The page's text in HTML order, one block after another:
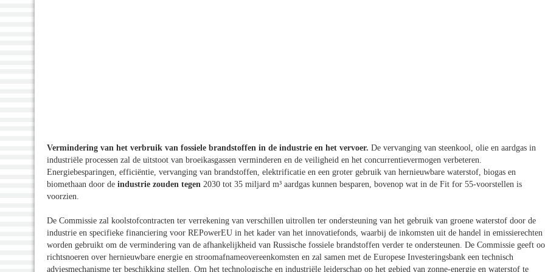
Vermindering van het verbruik van fossiele brandstoffen in de industrie en het vervoer. De vervanging van steenkool, olie en aardgas in
industriële processen zal de uitstoot van broeikasgassen verminderen en de veiligheid en het concurrentievermogen verbeteren.
Energiebesparingen, efficiëntie, vervanging van brandstoffen, elektrificatie en een groter gebruik van hernieuwbare waterstof, biogas en
biomethaan door de industrie zouden tegen 2030 tot 35 miljard m³ aardgas kunnen besparen, bovenop wat in de Fit for 55-voorstellen is
voorzien.
De Commissie zal koolstofcontracten ter verrekening van verschillen uitrollen ter ondersteuning van het gebruik van groene waterstof door de
industrie en specifieke financiering voor REPowerEU in het kader van het innovatiefonds, waarbij de inkomsten uit de handel in emissierechten
worden gebruikt om de vermindering van de afhankelijkheid van Russische fossiele brandstoffen verder te ondersteunen. De Commissie geeft
richtsnoeren over hernieuwbare energie en stroomafnameovereenkomsten en zal samen met de Europese Investeringsbank een technisch
adviesmechanisme ter beschikking stellen. Om het technologische en industriële leiderschap op het gebied van zonne-energie en waterstof te